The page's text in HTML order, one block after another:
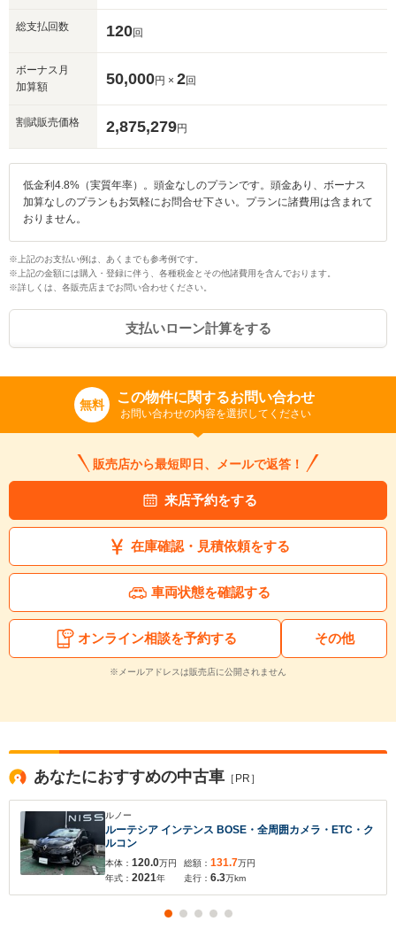
総支払回数 120回
ボーナス月
加算額
50,000円 × 2回
割賦販売価格 2,875,279円
低金利4.8%（実質年率）。頭金なしのプランです。頭金あり、ボーナス
加算なしのプランもお気軽にお問合せ下さい。プランに諸費用は含まれて
おりません。
※上記のお支払い例は、あくまでも参考例です。
※上記の金額には購入・登録に伴う、各種税金とその他諸費用を含んでおります。
※詳しくは、各販売店までお問い合わせください。
支払いローン計算をする
無料 この物件に関するお問い合わせ
お問い合わせの内容を選択してください
販売店から最短即日、メールで返答！
来店予約をする
在庫確認・見積依頼をする
車両状態を確認する
オンライン相談を予約する その他
※メールアドレスは販売店に公開されません
あなたにおすすめの中古車 ［PR］
ルノー
ルーテシア インテンス BOSE・全周囲カメラ・ETC・ク
ルコン
本体： 120.0万円
年式： 2021年
総額： 131.7万円
走行： 6.3万km
※次回問い合わせをする際に自動入力されます
いいえ はい